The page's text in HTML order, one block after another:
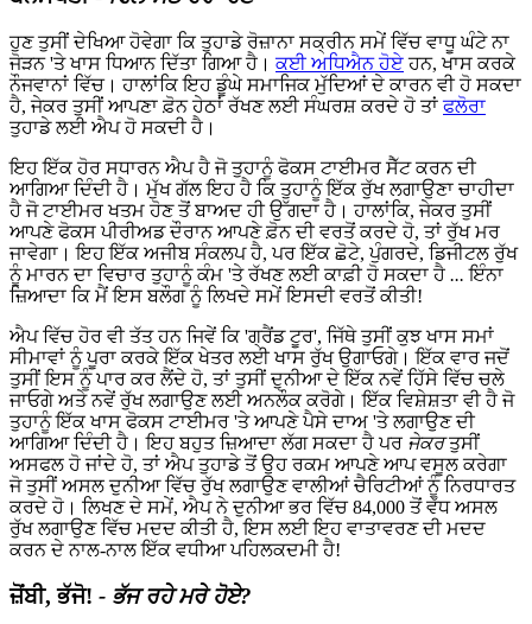
ਹੁਣ ਤੁਸੀਂ ਦੇਖਿਆ ਹੋਵੇਗਾ ਕਿ ਤੁਹਾਡੇ ਰੋਜ਼ਾਨਾ ਸਕ੍ਰੀਨ ਸਮੇਂ ਵਿੱਚ ਵਾਧੂ ਘੰਟੇ ਨਾ
ਜੋੜਨ 'ਤੇ ਖਾਸ ਧਿਆਨ ਦਿੱਤਾ ਗਿਆ ਹੈ।ਕਈ ਅਧਿਐਨ ਹੋਏਹਨ, ਖਾਸ ਕਰਕੇ
ਨੌਜਵਾਨਾਂ ਵਿੱਚ। ਹਾਲਾਂਕਿ ਇਹ ਡੂੰਘੇ ਸਮਾਜਿਕ ਮੁੱਦਿਆਂ ਦੇ ਕਾਰਨ ਵੀ ਹੋ ਸਕਦਾ
ਹੈ, ਜੇਕਰ ਤੁਸੀਂ ਆਪਣਾ ਫ਼ੋਨ ਹੇਠਾਂ ਰੱਖਣ ਲਈ ਸੰਘਰਸ਼ ਕਰਦੇ ਹੋ ਤਾਂਫਲੋਰਾ
ਤੁਹਾਡੇ ਲਈ ਐਪ ਹੋ ਸਕਦੀ ਹੈ।
ਇਹ ਇੱਕ ਹੋਰ ਸਧਾਰਨ ਐਪ ਹੈ ਜੋ ਤੁਹਾਨੂੰ ਫੋਕਸ ਟਾਈਮਰ ਸੈੱਟ ਕਰਨ ਦੀ
ਆਗਿਆ ਦਿੰਦੀ ਹੈ। ਮੁੱਖ ਗੱਲ ਇਹ ਹੈ ਕਿ ਤੁਹਾਨੂੰ ਇੱਕ ਰੁੱਖ ਲਗਾਉਣਾ ਚਾਹੀਦਾ
ਹੈ ਜੋ ਟਾਈਮਰ ਖਤਮ ਹੋਣ ਤੋਂ ਬਾਅਦ ਹੀ ਉੱਗਦਾ ਹੈ। ਹਾਲਾਂਕਿ, ਜੇਕਰ ਤੁਸੀਂ
ਆਪਣੇ ਫੋਕਸ ਪੀਰੀਅਡ ਦੌਰਾਨ ਆਪਣੇ ਫ਼ੋਨ ਦੀ ਵਰਤੋਂ ਕਰਦੇ ਹੋ, ਤਾਂ ਰੁੱਖ ਮਰ
ਜਾਵੇਗਾ। ਇਹ ਇੱਕ ਅਜੀਬ ਸੰਕਲਪ ਹੈ, ਪਰ ਇੱਕ ਛੋਟੇ, ਪੁੰਗਰਦੇ, ਡਿਜੀਟਲ ਰੁੱਖ
ਨੂੰ ਮਾਰਨ ਦਾ ਵਿਚਾਰ ਤੁਹਾਨੂੰ ਕੰਮ 'ਤੇ ਰੱਖਣ ਲਈ ਕਾਫ਼ੀ ਹੋ ਸਕਦਾ ਹੈ ...ਇੰਨਾ
ਜ਼ਿਆਦਾ ਕਿ ਮੈਂ ਇਸ ਬਲੌਗ ਨੂੰ ਲਿਖਦੇ ਸਮੇਂ ਇਸਦੀ ਵਰਤੋਂ ਕੀਤੀ!
ਐਪ ਵਿੱਚ ਹੋਰ ਵੀ ਤੱਤ ਹਨ ਜਿਵੇਂ ਕਿ 'ਗ੍ਰੈਂਡ ਟੂਰ', ਜਿੱਥੇ ਤੁਸੀਂ ਕੁਝ ਖਾਸ ਸਮਾਂ
ਸੀਮਾਵਾਂ ਨੂੰ ਪੂਰਾ ਕਰਕੇ ਇੱਕ ਖੇਤਰ ਲਈ ਖਾਸ ਰੁੱਖ ਉਗਾਓਗੇ। ਇੱਕ ਵਾਰ ਜਦੋਂ
ਤੁਸੀਂ ਇਸ ਨੂੰ ਪਾਰ ਕਰ ਲੈਂਦੇ ਹੋ, ਤਾਂ ਤੁਸੀਂ ਦੁਨੀਆ ਦੇ ਇੱਕ ਨਵੇਂ ਹਿੱਸੇ ਵਿੱਚ ਚਲੇ
ਜਾਓਗੇ ਅਤੇ ਨਵੇਂ ਰੁੱਖ ਲਗਾਉਣ ਲਈ ਅਨਲੌਕ ਕਰੋਗੇ। ਇੱਕ ਵਿਸ਼ੇਸ਼ਤਾ ਵੀ ਹੈ ਜੋ
ਤੁਹਾਨੂੰ ਇੱਕ ਖਾਸ ਫੋਕਸ ਟਾਈਮਰ 'ਤੇ ਆਪਣੇ ਪੈਸੇ ਦਾਅ 'ਤੇ ਲਗਾਉਣ ਦੀ
ਆਗਿਆ ਦਿੰਦੀ ਹੈ। ਇਹ ਬਹੁਤ ਜ਼ਿਆਦਾ ਲੱਗ ਸਕਦਾ ਹੈ ਪਰ ਜੇਕਰਤੁਸੀਂ
ਅਸਫਲ ਹੋ ਜਾਂਦੇ ਹੋ, ਤਾਂ ਐਪ ਤੁਹਾਡੇ ਤੋਂ ਉਹ ਰਕਮ ਆਪਣੇ ਆਪ ਵਸੂਲ ਕਰੇਗਾ
ਜੋ ਤੁਸੀਂ ਅਸਲ ਦੁਨੀਆ ਵਿੱਚ ਰੁੱਖ ਲਗਾਉਣ ਵਾਲੀਆਂ ਚੈਰਿਟੀਆਂ ਨੂੰ ਨਿਰਧਾਰਤ
ਕਰਦੇ ਹੋ। ਲਿਖਣ ਦੇ ਸਮੇਂ, ਐਪ ਨੇ ਦੁਨੀਆ ਭਰ ਵਿੱਚ 84,000 ਤੋਂ ਵੱਧ ਅਸਲ
ਰੁੱਖ ਲਗਾਉਣ ਵਿੱਚ ਮਦਦ ਕੀਤੀ ਹੈ, ਇਸ ਲਈ ਇਹ ਵਾਤਾਵਰਣ ਦੀ ਮਦਦ
ਕਰਨ ਦੇ ਨਾਲ-ਨਾਲ ਇੱਕ ਵਧੀਆ ਪਹਿਲਕਦਮੀ ਹੈ!
ਜ਼ੋਂਬੀ, ਭੱਜੋ! - ਭੱਜ ਰਹੇ ਮਰੇ ਹੋਏ?